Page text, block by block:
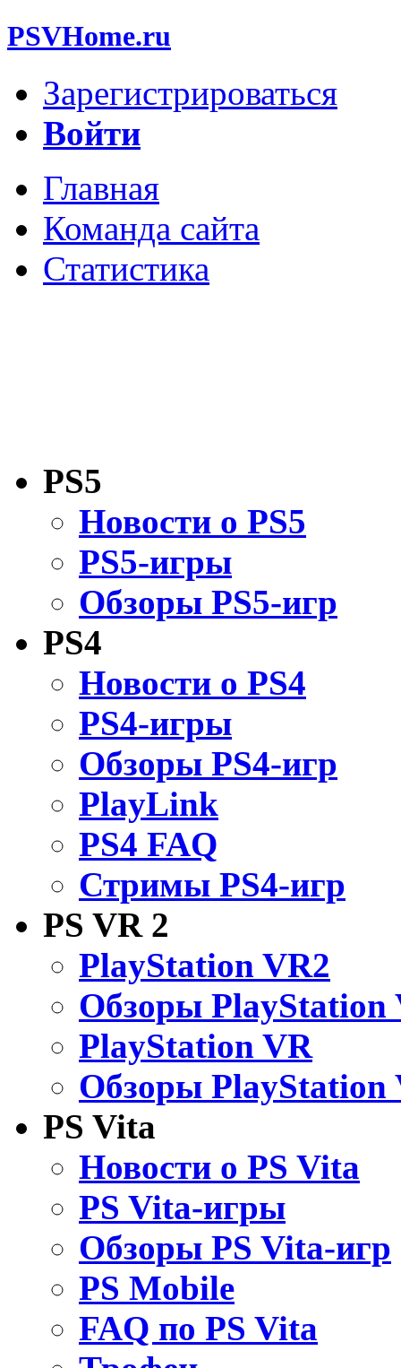
PSVHome.ru
Зарегистрироваться
Войти
Главная
Команда сайта
Статистика
PS5
Новости о PS5
PS5-игры
Обзоры PS5-игр
PS4
Новости о PS4
PS4-игры
Обзоры PS4-игр
PlayLink
PS4 FAQ
Стримы PS4-игр
PS VR 2
PlayStation VR2
Обзоры PlayStation
PlayStation VR
Обзоры PlayStation
PS Vita
Новости о PS Vita
PS Vita-игры
Обзоры PS Vita-игр
PS Mobile
FAQ по PS Vita